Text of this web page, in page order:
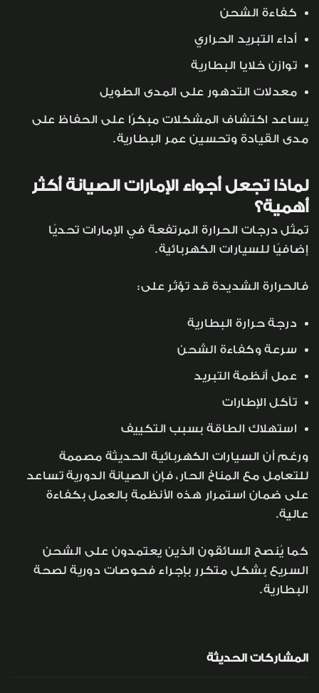
كفاءة الشحن
أداء التبريد الحراري
توازن خلايا البطارية
معدلات التدهور على المدى الطويل
يساعد اكتشاف المشكلات مبكرًا على الحفاظ على
مدى القيادة وتحسين عمر البطارية.
لماذا تجعل أجواء الإمارات الصيانة أكثر
أهمية؟
تمثل درجات الحرارة المرتفعة في الإمارات تحديًا
إضافيًا للسيارات الكهربائية.
فالحرارة الشديدة قد تؤثر على:
درجة حرارة البطارية
سرعة وكفاءة الشحن
عمل أنظمة التبريد
تآكل الإطارات
استهلاك الطاقة بسبب التكييف
ورغم أن السيارات الكهربائية الحديثة مصممة
للتعامل مع المناخ الحار، فإن الصيانة الدورية تساعد
على ضمان استمرار هذه الأنظمة بالعمل بكفاءة
عالية.
كما يُنصح السائقون الذين يعتمدون على الشحن
السريع بشكل متكرر بإجراء فحوصات دورية لصحة
البطارية.
المشاركات الحديثة